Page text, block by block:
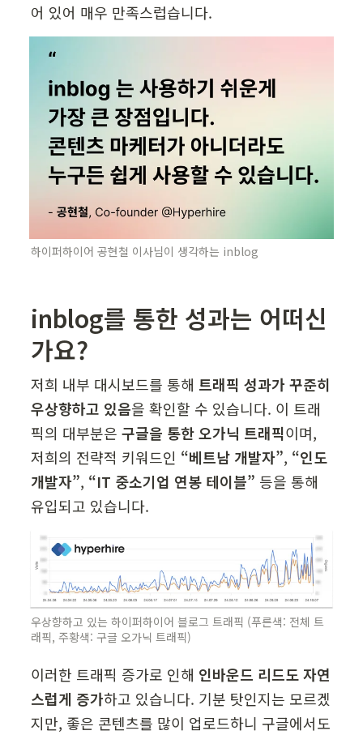
어 있어 매우 만족스럽습니다.
하이퍼하이어 공현철 이사님이 생각하는 inblog
inblog를 통한 성과는 어떠신
가요?
저희 내부 대시보드를 통해 트래픽 성과가 꾸준히
우상향하고 있음을 확인할 수 있습니다. 이 트래
픽의 대부분은 구글을 통한 오가닉 트래픽이며,
저희의 전략적 키워드인 “베트남 개발자”, “인도
개발자”, “IT 중소기업 연봉 테이블” 등을 통해
유입되고 있습니다.
우상향하고 있는 하이퍼하이어 블로그 트래픽 (푸른색: 전체 트
래픽, 주황색: 구글 오가닉 트래픽)
이러한 트래픽 증가로 인해 인바운드 리드도 자연
스럽게 증가하고 있습니다. 기분 탓인지는 모르겠
지만, 좋은 콘텐츠를 많이 업로드하니 구글에서도